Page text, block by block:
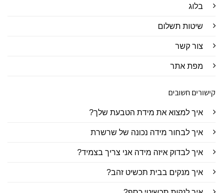
בלוג
שיטות תשלום
צור קשר
מפת אתר
קישורים חשובים
איך למצוא את מידת הטבעת שלך?
איך לבחור מידה נכונה של שרשרת
איך לבדוק איזה מידה אני צריך בצמיד?
איך מנקים בבית תכשיט זהב?